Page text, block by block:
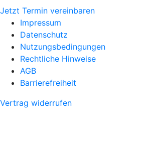
Jetzt Termin vereinbaren
Impressum
Datenschutz
Nutzungsbedingungen
Rechtliche Hinweise
AGB
Barrierefreiheit
Vertrag widerrufen